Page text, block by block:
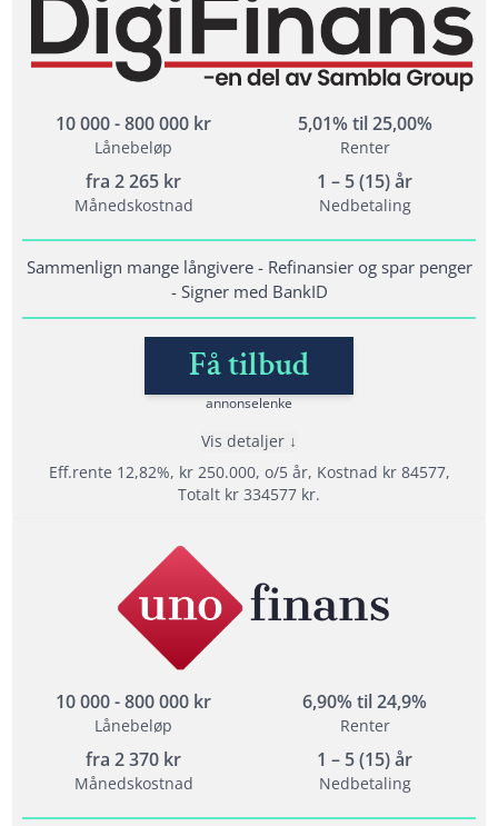
Samarbeider med hele 20 långivere
Samla lån med Sambla
Svar direkt - Signer med BankID
Vilkår
Minimum alder: 18 år
Krav til inntekt: minst 10 000 kr/mån
Folkeregistrert i Norge i minst 1 år
Fordel men ikke et krav at du ikke har
betalingsanmerkninger
Nedbetalingstid: 1 - 15 år
Etableringsgebyr: 495 -1500 kr
Termingebyr: 29 kr
Les mer om Sambla →
10 000 - 800 000 kr
Lånebeløp
5,01% til 25,00%
Renter
fra 2 265 kr
Månedskostnad
1 – 5 (15) år
Nedbetaling
Sammenlign mange långivere - Refinansier og spar penger
- Signer med BankID
Få tilbud
annonselenke
Eff.rente 12,82%, kr 250.000, o/5 år, Kostnad kr 84577,
Totalt kr 334577 kr.
Vis detaljer
Sammenlign over 20 långivere
Refinansiere med opptil 15 års nedbetalingstid
Helt gratis og uforpliktende søknad
Minimum alder: 18 år
Krav til inntekt: 10 000 måned
10 000 - 800 000 kr
Lånebeløp
6,90% til 24,9%
Renter
fra 2 370 kr
Månedskostnad
1 – 5 (15) år
Nedbetaling